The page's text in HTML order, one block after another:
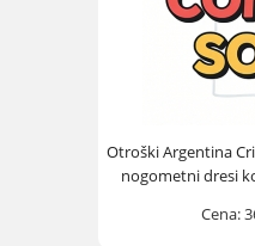
Otroški Argentina
nogometni dresi
Cena: